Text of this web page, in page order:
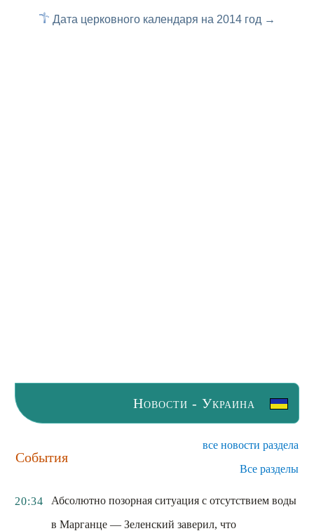
Дата церковного календаря на 2014 год →
Новости - Украина
События
все новости раздела
Все разделы
20:34
Абсолютно позорная ситуация с отсутствием воды
в Марганце — Зеленский заверил, что